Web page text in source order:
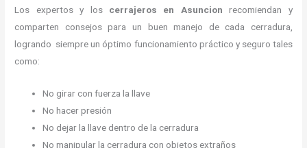
Los expertos y los cerrajeros en Asuncion
recomiendan y
comparten consejos para un buen manejo de cada cerradura,
logrando siempre un óptimo funcionamiento práctico y seguro tales
como:
No girar con fuerza la llave
No hacer presión
No dejar la llave dentro de la cerradura
No manipular la cerradura con objetos extraños